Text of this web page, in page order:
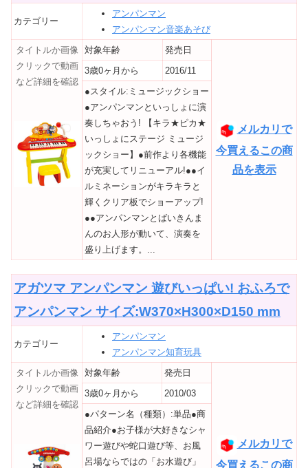
カテゴリー
アンパンマン
アンパンマン音楽あそび
タイトルか画像
クリックで動画
など詳細を確認
対象年齢 発売日
メルカリで
今買えるこの商
品を表示
3歳0ヶ月から
2016/11
●スタイル:ミュージックショー
●アンパンマンといっしょに演
奏しちゃおう! 【キラ★ピカ★
いっしょにステージ ミュージ
ックショー】●前作より各機能
が充実してリニューアル!●●イ
ルミネーションがキラキラと
輝くクリア板でショーアップ!
●●アンパンマンとばいきんま
んのお人形が動いて、演奏を
盛り上げます。...
アガツマ アンパンマン 遊びいっぱい! おふろで
アンパンマン サイズ:W370×H300×D150 mm
カテゴリー
アンパンマン
アンパンマン知育玩具
タイトルか画像
クリックで動画
など詳細を確認
対象年齢 発売日
メルカリで
今買えるこの商
3歳0ヶ月から
2010/03
●パターン名（種類）:単品●商
品紹介●お子様が大好きなシャ
ワー遊びや蛇口遊び等、お風
呂場ならではの「お水遊び」